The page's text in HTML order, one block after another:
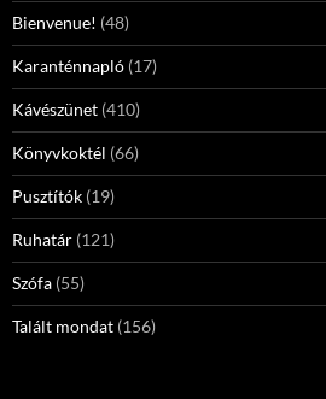
Bienvenue! (48)
Karanténnapló (17)
Kávészünet (410)
Könyvkoktél (66)
Pusztítók (19)
Ruhatár (121)
Szófa (55)
Talált mondat (156)